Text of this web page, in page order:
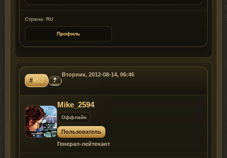
Страна: RU
Профиль
#953
Вторник, 2012-08-14, 06:46
Mike_2594
Оффлайн
Пользователь
Генерал-лейтенант